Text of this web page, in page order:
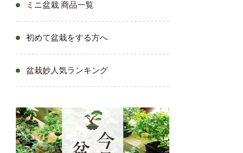
ミニ盆栽 商品一覧
初めて盆栽をする方へ
盆栽妙人気ランキング